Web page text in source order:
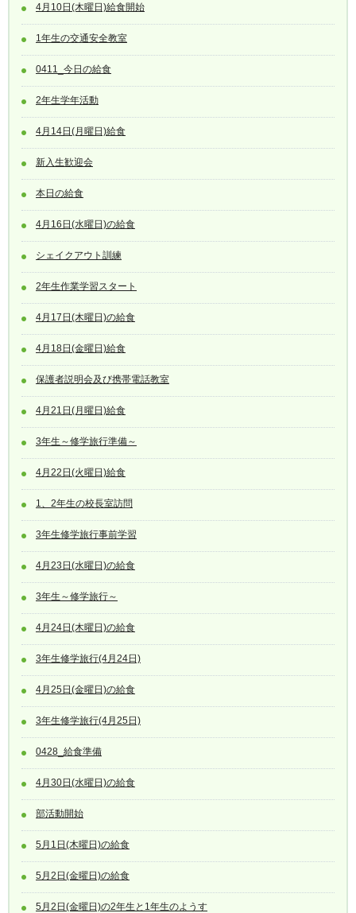
4月10日(木曜日)給食開始
1年生の交通安全教室
0411_今日の給食
2年生学年活動
4月14日(月曜日)給食
新入生歓迎会
本日の給食
4月16日(水曜日)の給食
シェイクアウト訓練
2年生作業学習スタート
4月17日(木曜日)の給食
4月18日(金曜日)給食
保護者説明会及び携帯電話教室
4月21日(月曜日)給食
3年生～修学旅行準備～
4月22日(火曜日)給食
1、2年生の校長室訪問
3年生修学旅行事前学習
4月23日(水曜日)の給食
3年生～修学旅行～
4月24日(木曜日)の給食
3年生修学旅行(4月24日)
4月25日(金曜日)の給食
3年生修学旅行(4月25日)
0428_給食準備
4月30日(水曜日)の給食
部活動開始
5月1日(木曜日)の給食
5月2日(金曜日)の給食
5月2日(金曜日)の2年生と1年生のようす